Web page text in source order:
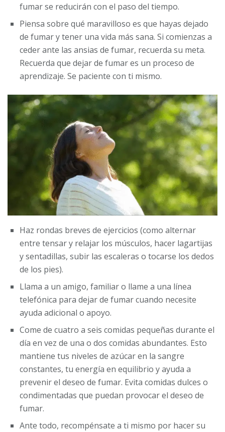
fumar se reducirán con el paso del tiempo.
Piensa sobre qué maravilloso es que hayas dejado
de fumar y tener una vida más sana. Si comienzas a
ceder ante las ansias de fumar, recuerda su meta.
Recuerda que dejar de fumar es un proceso de
aprendizaje. Se paciente con ti mismo.
Haz rondas breves de ejercicios (como alternar
entre tensar y relajar los músculos, hacer lagartijas
y sentadillas, subir las escaleras o tocarse los dedos
de los pies).
Llama a un amigo, familiar o llame a una línea
telefónica para dejar de fumar cuando necesite
ayuda adicional o apoyo.
Come de cuatro a seis comidas pequeñas durante el
día en vez de una o dos comidas abundantes. Esto
mantiene tus niveles de azúcar en la sangre
constantes, tu energía en equilibrio y ayuda a
prevenir el deseo de fumar. Evita comidas dulces o
condimentadas que puedan provocar el deseo de
fumar.
Ante todo, recompénsate a ti mismo por hacer su